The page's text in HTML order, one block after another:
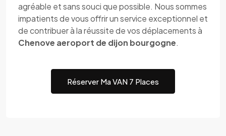
agréable et sans souci que possible. Nous sommes
impatients de vous offrir un service exceptionnel et
de contribuer à la réussite de vos déplacements à
Chenove aeroport de dijon bourgogne.
Réserver Ma VAN 7 Places